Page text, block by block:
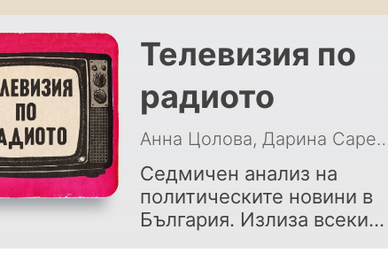
Телевизия по
радиото
Анна Цолова, Дарина
Седмичен анализ на
политическите новини в
България. Излиза всеки